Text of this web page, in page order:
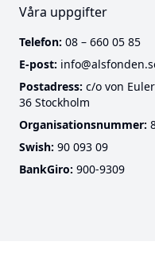
Våra uppgifter
Telefon: 08 – 660 05 85
E-post:
Postadress: c/o von
36 Stockholm
Organisationsnummer:
Swish: 90 093 09
BankGiro: 900-9309